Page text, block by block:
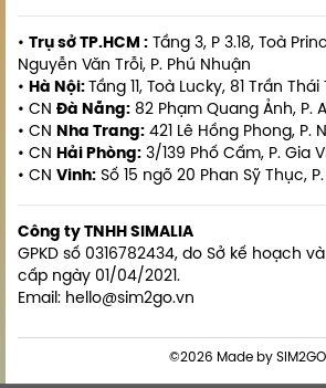
• Trụ sở TP.HCM : Tầng 3, P 3.18, Toà
Nguyễn Văn Trỗi, P. Phú Nhuận
• Hà Nội: Tầng 11, Toà Lucky, 81 Trần
• CN Đà Nẵng: 82 Phạm Quang Ảnh, P.
• CN Nha Trang: 421 Lê Hồng Phong, P.
• CN Hải Phòng: 3/139 Phố Cấm, P. Gia
• CN Vinh: Số 15 ngõ 20 Phan Sỹ Thục,
Công ty TNHH SIMALIA
GPKD số 0316782434, do Sở kế hoạch
cấp ngày 01/04/2021.
Email: hello@sim2go.vn
©2026 Made by SIM2GO